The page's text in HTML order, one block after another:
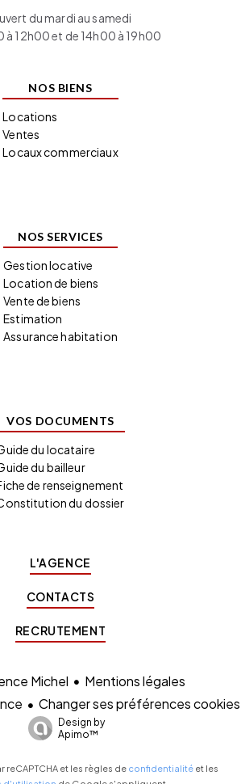
du mardi au samedi
à 12h00 et de 14h00 à 19h00
NOS BIENS
Locations
Ventes
Locaux commerciaux
NOS SERVICES
Gestion locative
Location de biens
Vente de biens
Estimation
Assurance habitation
VOS DOCUMENTS
du locataire
du bailleur
de renseignement
du dossier
L'AGENCE
CONTACTS
RECRUTEMENT
Michel
Mentions légales
Changer ses préférences cookies
Design by
Apimo™
reCAPTCHA et les règles de confidentialitéet les